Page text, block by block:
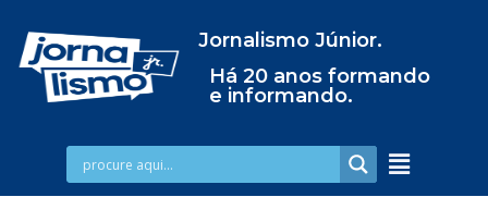
Jornalismo Júnior.
Há 20 anos formando
e informando.